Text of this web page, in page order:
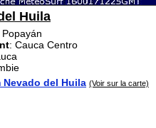
Huila
Popayán
: Cauca Centro
Nevado del Huila (Voir sur la carte)